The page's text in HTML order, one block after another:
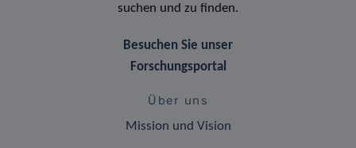
suchen und zu finden.
Besuchen Sie unser
Forschungsportal
Über uns
Mission und Vision